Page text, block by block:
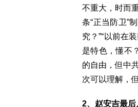
不重大，时而
条“正当防卫”
究？”“以前在
是特色，懂不
的自由，但中
次可以理解，
2、赵安吉最